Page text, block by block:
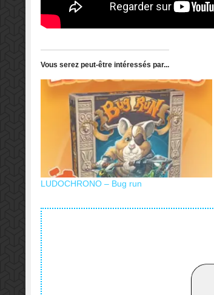
Vous serez peut-être intéressés par...
LUDOCHRONO – Bug run